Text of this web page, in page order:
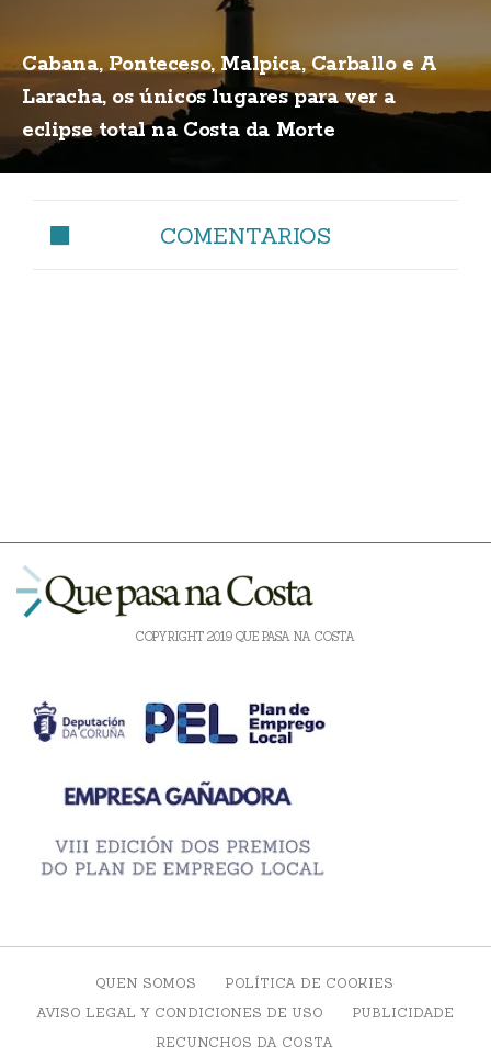
Cabana, Ponteceso, Malpica, Carballo e A
Laracha, os únicos lugares para ver a
eclipse total na Costa da Morte
COMENTARIOS
COPYRIGHT 2019 QUE PASA NA COSTA
QUEN SOMOS
POLÍTICA DE COOKIES
AVISO LEGAL Y CONDICIONES DE USO
PUBLICIDADE
RECUNCHOS DA COSTA